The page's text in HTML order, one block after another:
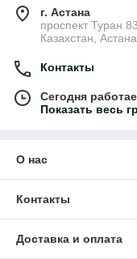
г. Астана
проспект Туран
Казахстан,
Контакты
Сегодня
Показать весь
О нас
Контакты
Доставка и оплата